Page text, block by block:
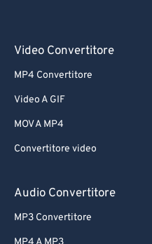
Video Convertitore
MP4 Convertitore
Video A GIF
MOV A MP4
Convertitore video
Audio Convertitore
MP3 Convertitore